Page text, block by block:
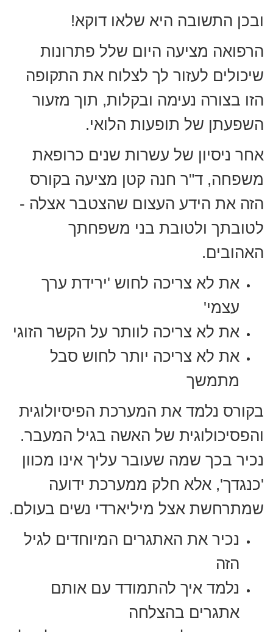
ובכן התשובה היא שלאו דוקא!
הרפואה מציעה היום שלל פתרונות
שיכולים לעזור לך לצלוח את התקופה
הזו בצורה נעימה ובקלות, תוך מזעור
השפעתן של תופעות הלואי.
אחר ניסיון של עשרות שנים כרופאת
משפחה, ד"ר חנה קטן מציעה בקורס
הזה את הידע העצום שהצטבר אצלה -
לטובתך ולטובת בני משפחתך
האהובים.
את לא צריכה לחוש 'ירידת ערך
עצמי'
את לא צריכה לוותר על הקשר הזוגי
את לא צריכה יותר לחוש סבל
מתמשך
בקורס נלמד את המערכת הפיסיולוגית
והפסיכולוגית של האשה בגיל המעבר.
נכיר בכך שמה שעובר עליך אינו מכוון
'כנגדך', אלא חלק ממערכת ידועה
שמתרחשת אצל מיליארדי נשים בעולם.
נכיר את האתגרים המיוחדים לגיל
הזה
נלמד איך להתמודד עם אותם
אתגרים בהצלחה